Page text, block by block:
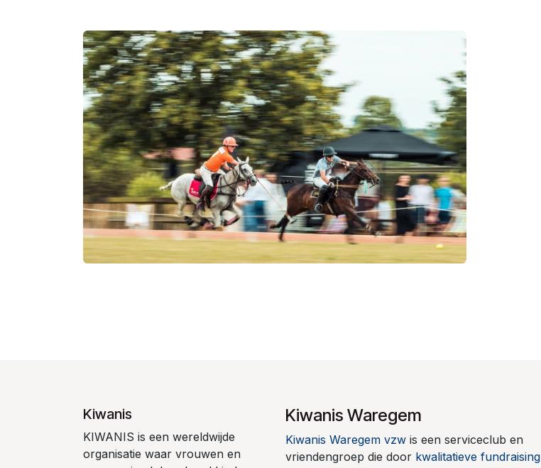
Kiwanis
KIWANIS is een wereldwijde
organisatie waar vrouwen en
Kiwanis Waregem
Kiwanis Waregem vzw is een serviceclub en
vriendengroep die door kwalitatieve fundraising